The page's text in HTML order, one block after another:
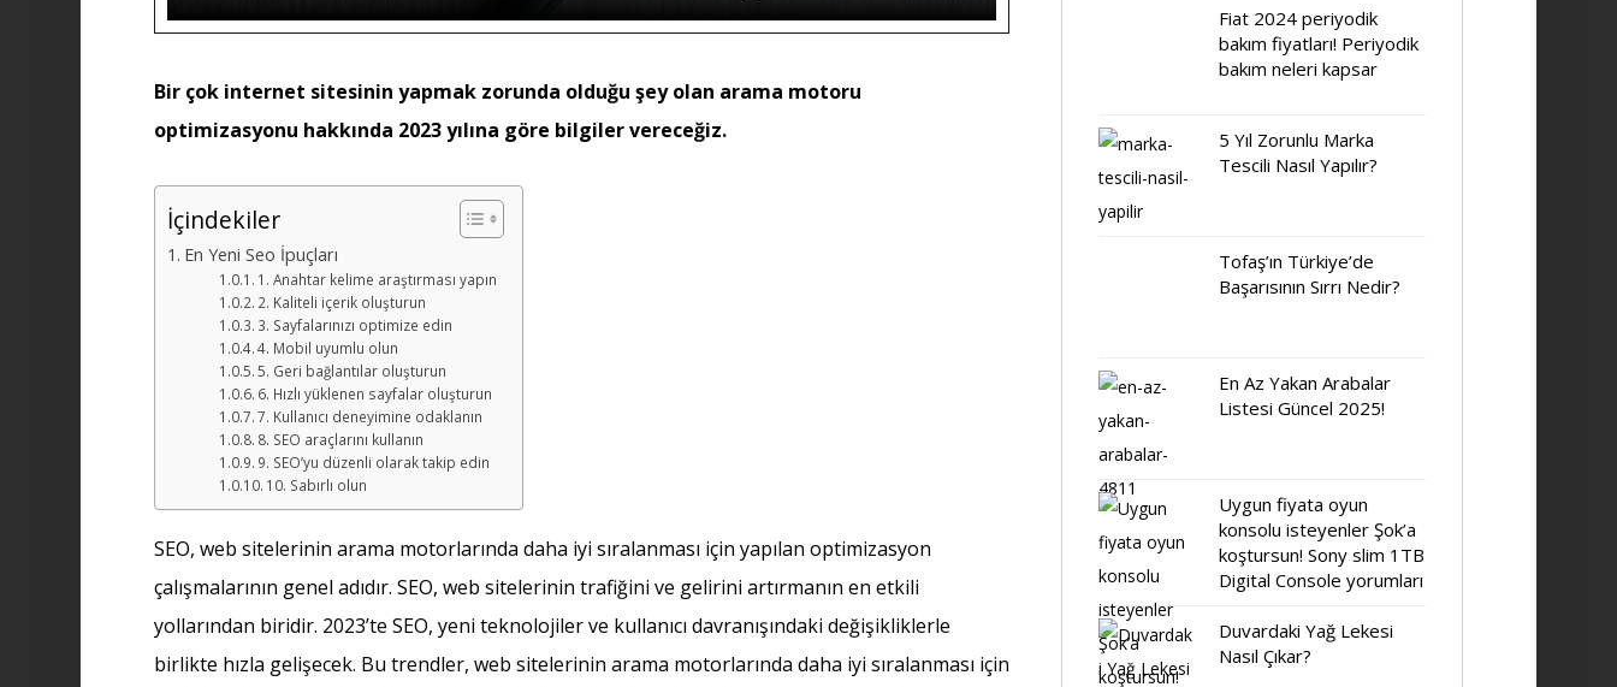
Bir çok internet sitesinin yapmak zorunda olduğu şey olan arama motoru
optimizasyonu hakkında 2023 yılına göre bilgiler vereceğiz.
İçindekiler
En Yeni Seo İpuçları
1. Anahtar kelime araştırması yapın
2. Kaliteli içerik oluşturun
3. Sayfalarınızı optimize edin
4. Mobil uyumlu olun
5. Geri bağlantılar oluşturun
6. Hızlı yüklenen sayfalar oluşturun
7. Kullanıcı deneyimine odaklanın
8. SEO araçlarını kullanın
9. SEO’yu düzenli olarak takip edin
10. Sabırlı olun
SEO, web sitelerinin arama motorlarında daha iyi sıralanması için yapılan optimizasyon
çalışmalarının genel adıdır. SEO, web sitelerinin trafiğini ve gelirini artırmanın en etkili
yollarından biridir. 2023’te SEO, yeni teknolojiler ve kullanıcı davranışındaki değişikliklerle
birlikte hızla gelişecek. Bu trendler, web sitelerinin arama motorlarında daha iyi sıralanması için
Fiat 2024 periyodik
bakım fiyatları! Periyodik
bakım neleri kapsar
5 Yıl Zorunlu Marka
Tescili Nasıl Yapılır?
Tofaş’ın Türkiye’de
Başarısının Sırrı Nedir?
En Az Yakan Arabalar
Listesi Güncel 2025!
Uygun fiyata oyun
konsolu isteyenler Şok’a
koştursun! Sony slim 1TB
Digital Console yorumları
Duvardaki Yağ Lekesi
Nasıl Çıkar?